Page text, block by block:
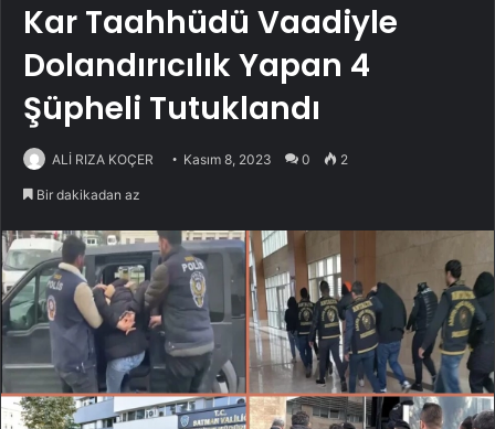
Kar Taahhüdü Vaadiyle
Dolandırıcılık Yapan 4
Şüpheli Tutuklandı
ALİ RIZA KOÇER Kasım 8, 2023 0 2
Bir dakikadan az